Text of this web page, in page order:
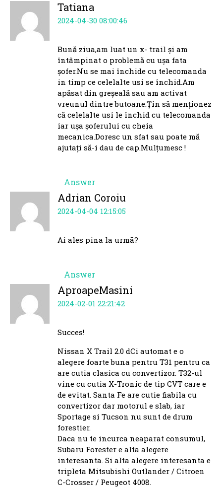
Tatiana
2024-04-30 08:00:46
Bună ziua,am luat un x- trail și am
întâmpinat o problemă cu ușa fata
șofer.Nu se mai închide cu telecomanda
in timp ce celelalte usi se închid.Am
apăsat din greșeală sau am activat
vreunul dintre butoane.Țin să menționez
că celelalte usi le închid cu telecomanda
iar ușa șoferului cu cheia
mecanica.Doresc un sfat sau poate mă
ajutați să-i dau de cap.Mulțumesc !
Answer
Adrian Coroiu
2024-04-04 12:15:05
Ai ales pina la urmã?
Answer
AproapeMasini
2024-02-01 22:21:42
Nissan X Trail 2.0 dCi automat e o
alegere foarte buna pentru T31 pentru ca
are cutia clasica cu convertizor. T32-ul
vine cu cutia X-Tronic de tip CVT care e
de evitat. Santa Fe are cutie fiabila cu
convertizor dar motorul e slab, iar
Sportage si Tucson nu sunt de drum
forestier.
Daca nu te incurca neaparat consumul,
Subaru Forester e alta alegere
interesanta. Si alta alegere interesanta e
tripleta Mitsubishi Outlander / Citroen
C-Crosser / Peugeot 4008.
Succes!